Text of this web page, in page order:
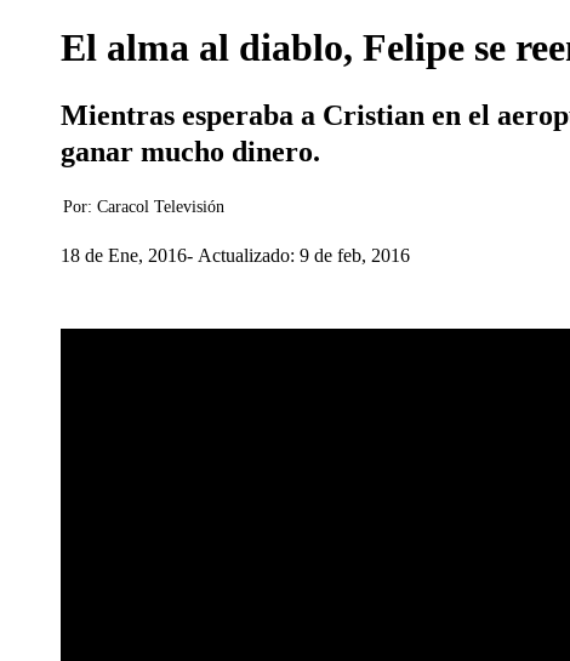
El alma al diablo, Felipe se
Mientras esperaba a Cristian en el
ganar mucho dinero.
Por: Caracol Televisión
18 de Ene, 2016 Actualizado: 9 de feb, 2016